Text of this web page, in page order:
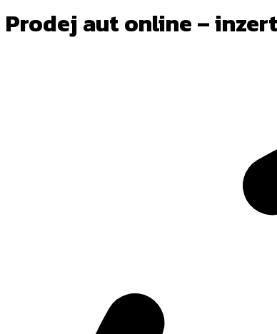
Prodej aut online –